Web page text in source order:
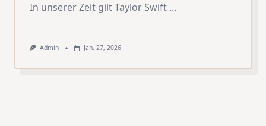
In unserer Zeit gilt Taylor Swift ...
Admin Jan. 27, 2026